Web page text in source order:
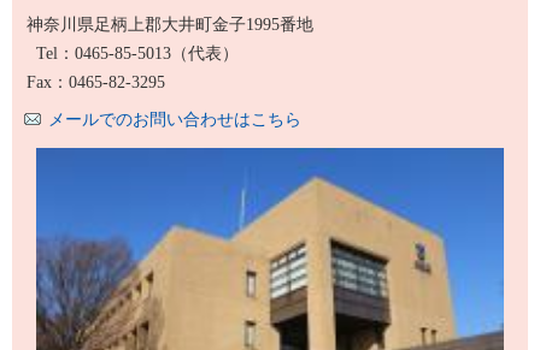
神奈川県足柄上郡大井町金子1995番地
Tel：0465-85-5013 （代表）
Fax：0465-82-3295
メールでのお問い合わせはこちら